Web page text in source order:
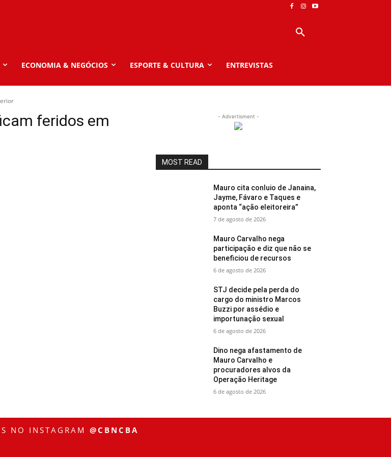
ECONOMIA & NEGÓCIOS ESPORTE & CULTURA ENTREVISTAS
feridos em
- Advertisment -
MOST READ
Mauro cita conluio de Janaina,
Jayme, Fávaro e Taques e
aponta “ação eleitoreira”
7 de agosto de 2026
Mauro Carvalho nega
participação e diz que não se
beneficiou de recursos
6 de agosto de 2026
STJ decide pela perda do
cargo do ministro Marcos
Buzzi por assédio e
importunação sexual
6 de agosto de 2026
Dino nega afastamento de
Mauro Carvalho e
procuradores alvos da
Operação Heritage
6 de agosto de 2026
NO INSTAGRAM @CBNCBA